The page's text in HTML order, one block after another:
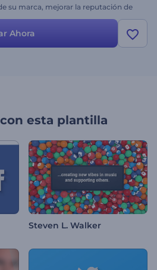
su marca, mejorar la reputación de
potenciales para su negocio.
de redes sociales más exitosas con
para causar sensación en varias
Ahora
esta plantilla
Steven L. Walker